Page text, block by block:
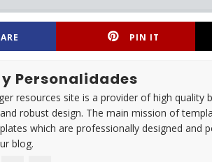
PIN IT
Personalidades
resources site is a provider of high quality
robust design. The main mission of
which are professionally designed and
blog.